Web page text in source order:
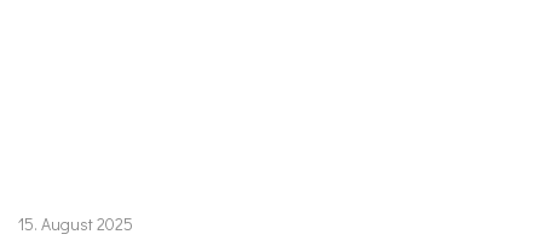
15. August 2025